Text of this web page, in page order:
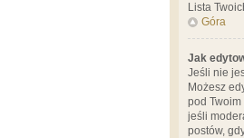
Lista
Góra
Jak
Jeśli nie
Możesz
pod
jeśli
postów,